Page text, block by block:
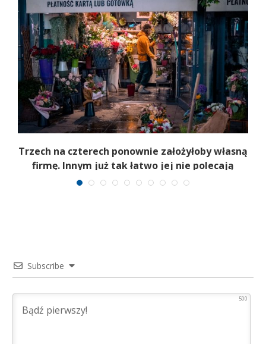
Trzech na czterech ponownie założyłoby własną
firmę. Innym już tak łatwo jej nie polecają
Subscribe
500